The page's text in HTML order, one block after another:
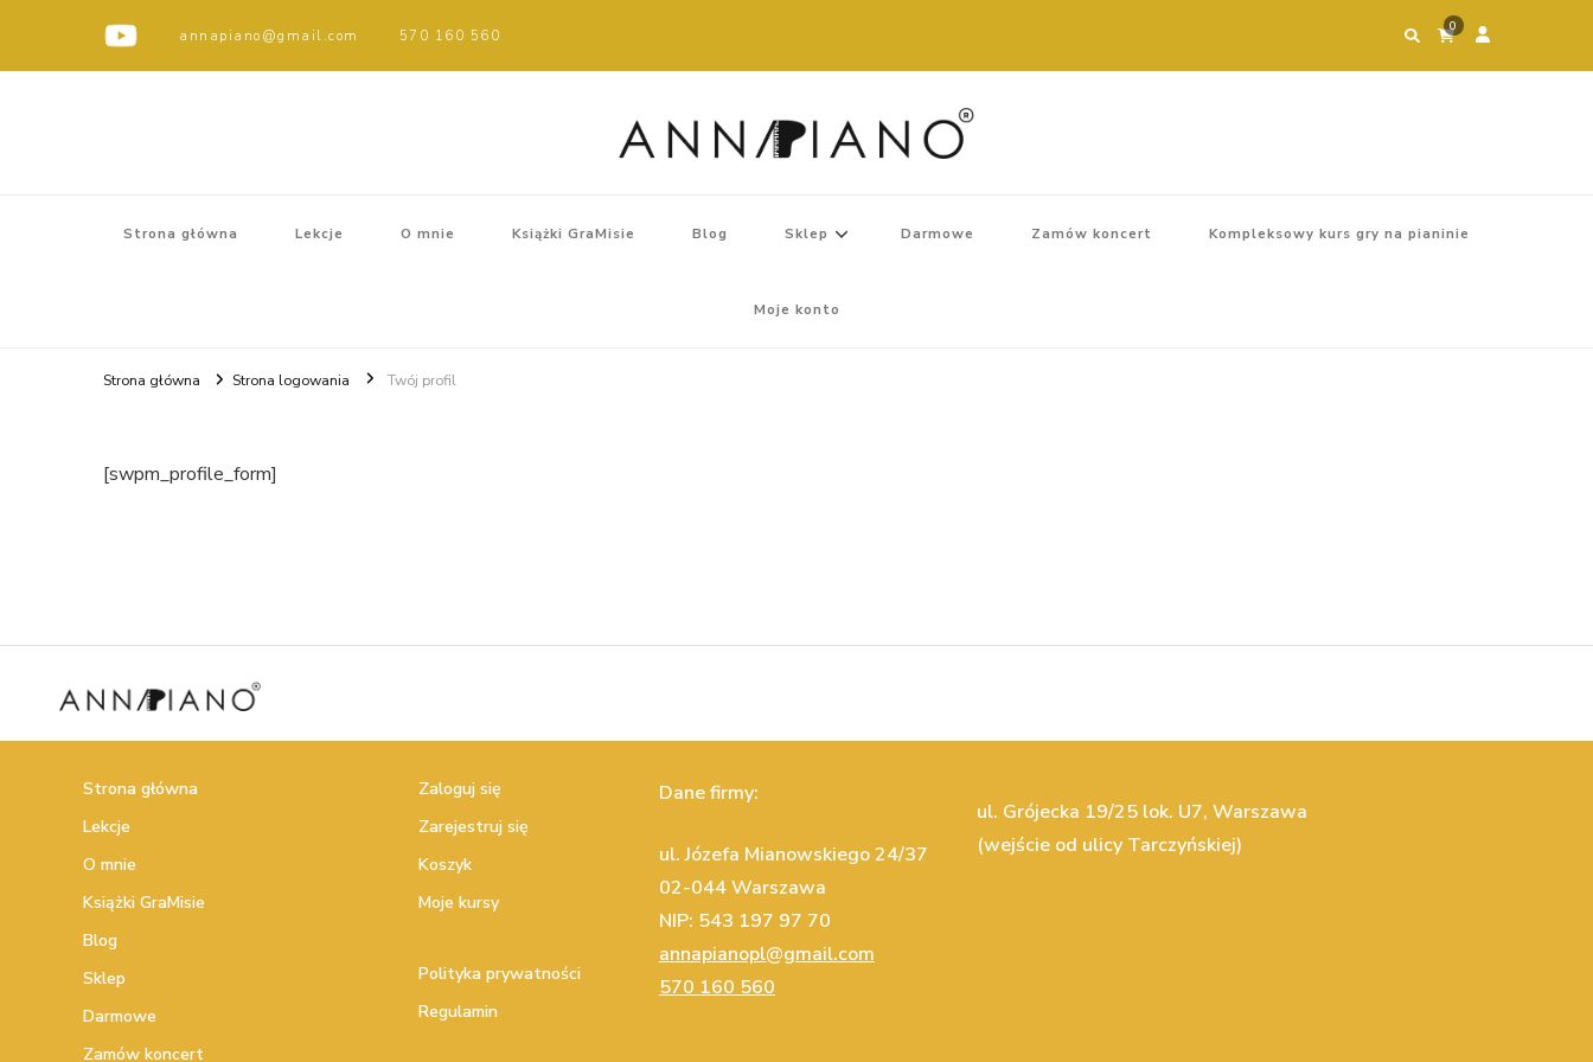
annapiano@gmail.com 570 160 560 0
Strona główna Lekcje O mnie Książki GraMisie Blog Sklep Darmowe Zamów koncert Kompleksowy kurs gry na pianinie
Moje konto
Strona główna Strona logowania Twój profil
[swpm_profile_form]
Strona główna
Lekcje
O mnie
Książki GraMisie
Blog
Sklep
Darmowe
Zamów koncert
Zaloguj się
Zarejestruj się
Koszyk
Moje kursy
Polityka prywatności
Regulamin
Dane firmy:
ul. Józefa Mianowskiego 24/37
02-044 Warszawa
NIP: 543 197 97 70
annapianopl@gmail.com
570 160 560
ul. Grójecka 19/25 lok. U7, Warszawa
(wejście od ulicy Tarczyńskiej)